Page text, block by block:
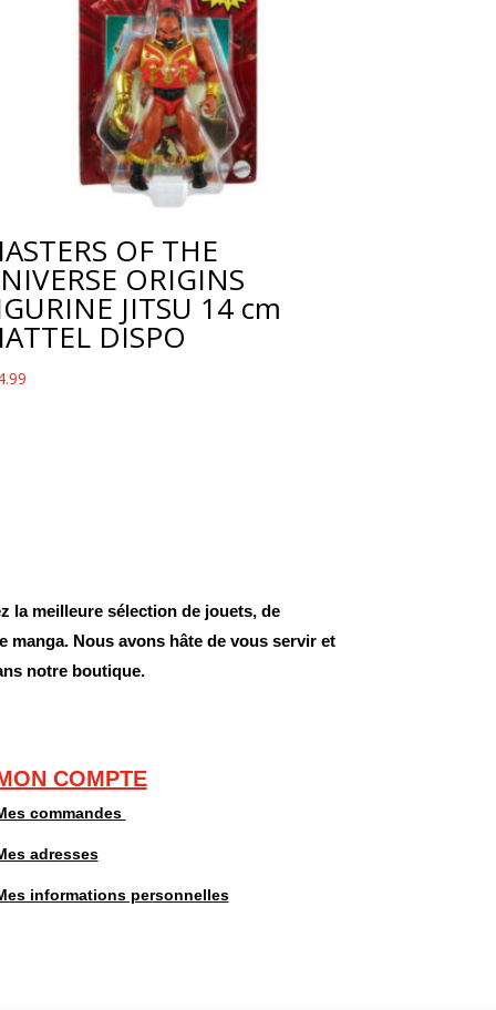
OF THE
ORIGINS
JITSU 14 cm
DISPO
la meilleure sélection de jouets, de
Nous avons hâte de vous servir et
notre boutique.
COMPTE
commandes
adresses
informations personnelles